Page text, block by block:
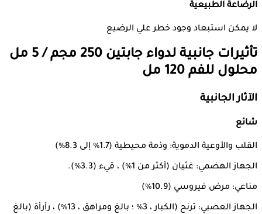
الرضاعة الطبيعية
لا يمكن استبعاد وجود خطر علي الرضيع
تأثيرات جانبية لدواء
جابتين 250 مجم / 5 مل
محلول للفم 120 مل
الآثار الجانبية
شائع
القلب والأوعية الدموية: وذمة محيطية (1.7٪ إلى 8.3٪)
الجهاز الهضمي: غثيان (أكثر من 1٪) ، قيء (3.3٪).
مناعي: مرض فيروسي (10.9٪)
الجهاز العصبي: ترنح (الكبار ، 3٪ ؛ بالغ ومراهق ، 13٪) ، رأرأة (بالغ